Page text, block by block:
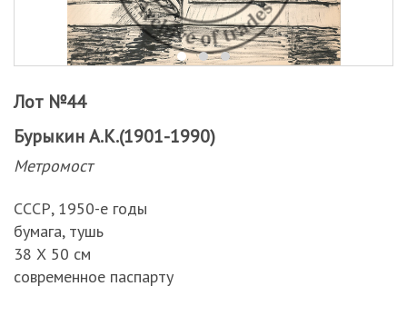
Лот №44
Бурыкин А.К.(1901-1990)
Метромост
СССР, 1950-е годы
бумага, тушь
38 Х 50 см
современное паспарту